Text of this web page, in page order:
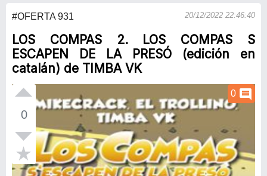
person
add
Menu
#OFERTA 931 20/12/2022 22:46:40
LOS COMPAS 2. LOS COMPAS S
ESCAPEN DE LA PRESÓ (edición en
catalán) de TIMBA VK
0
0 comment